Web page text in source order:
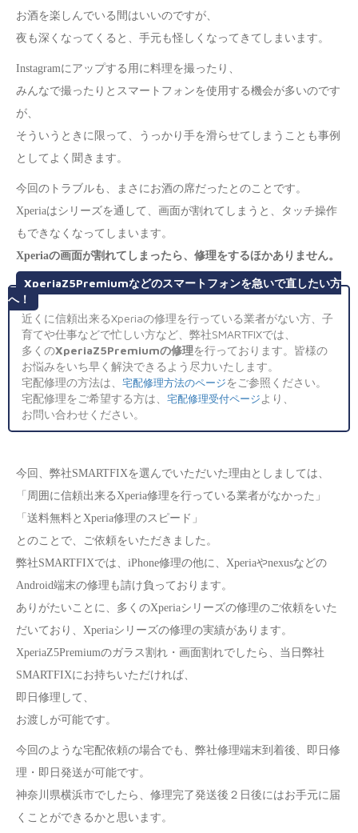
お酒を楽しんでいる間はいいのですが、
夜も深くなってくると、手元も怪しくなってきてしまいます。
Instagramにアップする用に料理を撮ったり、
みんなで撮ったりとスマートフォンを使用する機会が多いのです
が、
そういうときに限って、うっかり手を滑らせてしまうことも事例
としてよく聞きます。
今回のトラブルも、まさにお酒の席だったとのことです。
Xperiaはシリーズを通して、画面が割れてしまうと、タッチ操作
もできなくなってしまいます。
Xperiaの画面が割れてしまったら、修理をするほかありません。
XperiaZ5Premiumなどのスマートフォンを急いで直したい方
へ！
近くに信頼出来るXperiaの修理を行っている業者がない方、子
育てや仕事などで忙しい方など、弊社SMARTFIXでは、
多くのXperiaZ5Premiumの修理を行っております。皆様の
お悩みをいち早く解決できるよう尽力いたします。
宅配修理の方法は、 宅配修理方法のページをご参照ください。
宅配修理をご希望する方は、 宅配修理受付ページより、
お問い合わせください。
今回、弊社SMARTFIXを選んでいただいた理由としましては、
「周囲に信頼出来るXperia修理を行っている業者がなかった」
「送料無料とXperia修理のスピード」
とのことで、ご依頼をいただきました。
弊社SMARTFIXでは、iPhone修理の他に、Xperiaやnexusなどの
Android端末の修理も請け負っております。
ありがたいことに、多くのXperiaシリーズの修理のご依頼をいた
だいており、Xperiaシリーズの修理の実績があります。
XperiaZ5Premiumのガラス割れ・画面割れでしたら、当日弊社
SMARTFIXにお持ちいただければ、
即日修理 して、
お渡しが可能です。
今回のような宅配依頼の場合でも、弊社修理端末到着後、即日修
理・即日発送が可能です。
神奈川県横浜市でしたら、修理完了発送後２日後にはお手元に届
くことができるかと思います。